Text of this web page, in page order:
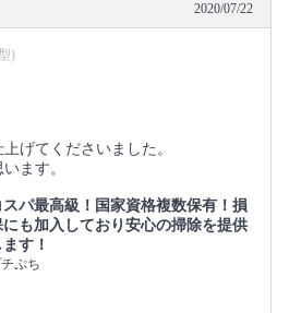
2020/07/22
)
げてくださいました。
ます。
スパ最高級！国家資格複数保有！損
にも加入しており安心の掃除を提供
ます！
ぷち